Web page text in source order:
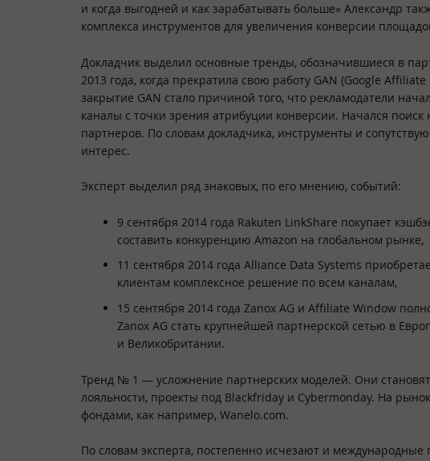
и когда выгодней и как зарабатывать больше» Александр
комплекса инструментов для увеличения конверсии
Докладчик выделил основные тренды, обозначившиеся в
2013 года, когда прекратила свою работу GAN (Google
закрытие GAN стало причиной того, что рекламодатели
каналы с точки зрения атрибуции конверсии. Начался поиск
партнеров. По словам докладчика, инструменты и
интерес.
Эксперт выделил ряд знаковых, по его мнению, событий:
9 сентября 2014 года Rakuten LinkShare покупает
составить конкуренцию Amazon на глобальном рынке,
11 сентября 2014 года Alliance Data Systems
клиентам комплексное решение по всем каналам,
15 сентября 2014 года Zanox AG и Affiliate Window
Zanox AG стать крупнейшей партнерской сетью в
и Великобритании.
Тренд № 1 — усложнение партнерских моделей. Они
лояльности, проекты под Blackfriday и Cybermonday. На
фондами, как например, Wanelo.com.
По словам эксперта, постепенно исчезают и